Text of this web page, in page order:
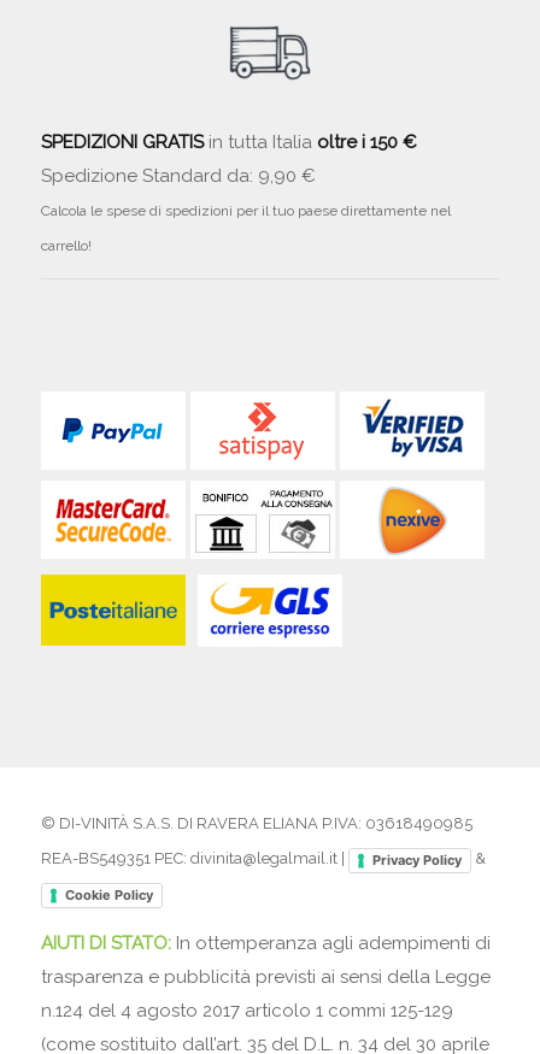
SPEDIZIONI GRATISin tutta Italia oltre i 150 €
Spedizione Standard da: 9,90 €
Calcola le spese di spedizioni per il tuo paese direttamente nel
carrello!
© DI-VINITÀ S.A.S. DI RAVERA ELIANA P.IVA: 03618490985
REA-BS549351 PEC: divinita@legalmail.it |
Privacy Policy &
Cookie Policy
AIUTI DI STATO: In ottemperanza agli adempimenti di
trasparenza e pubblicità previsti ai sensi della Legge
n.124 del 4 agosto 2017 articolo 1 commi 125-129
(come sostituito dall’art. 35 del D.L. n. 34 del 30 aprile